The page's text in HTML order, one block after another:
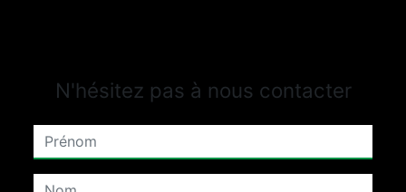
N'hésitez pas à nous contacter